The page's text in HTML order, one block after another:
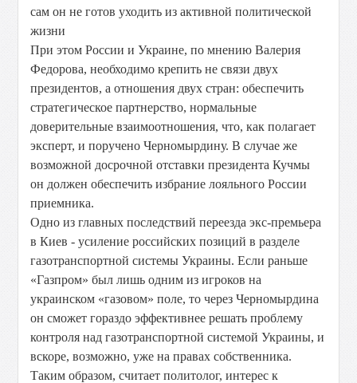
сам он не готов уходить из активной политической
жизни
При этом России и Украине, по мнению Валерия
Федорова, необходимо крепить не связи двух
президентов, а отношения двух стран: обеспечить
стратегическое партнерство, нормальные
доверительные взаимоотношения, что, как полагает
эксперт, и поручено Черномырдину. В случае же
возможной досрочной отставки президента Кучмы
он должен обеспечить избрание лояльного России
приемника.
Одно из главных последствий переезда экс-премьера
в Киев - усиление российских позиций в разделе
газотранспортной системы Украины. Если раньше
«Газпром» был лишь одним из игроков на
украинском «газовом» поле, то через Черномырдина
он сможет гораздо эффективнее решать проблему
контроля над газотранспортной системой Украины, и
вскоре, возможно, уже на правах собственника.
Таким образом, считает политолог, интерес к